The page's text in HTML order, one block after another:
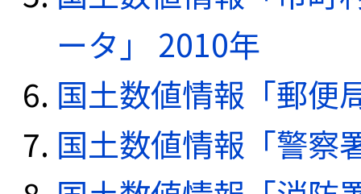
ータ」 2010年
国土数値情報「郵便
国土数値情報「警察